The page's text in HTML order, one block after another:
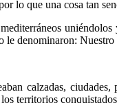
lo que una cosa tan
le denominaron: Nuestro
calzadas,
territorios